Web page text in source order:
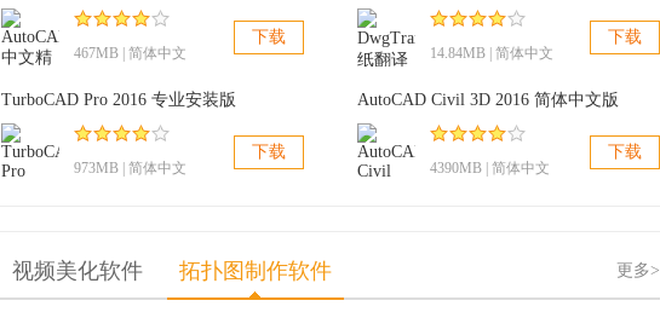
467MB | 简体中文
下载
14.84MB | 简体中文
下载
TurboCAD Pro 2016 专业安装版
973MB | 简体中文
下载
AutoCAD Civil 3D 2016 简体中文版
4390MB | 简体中文
下载
视频美化软件 拓扑图制作软件 更多>